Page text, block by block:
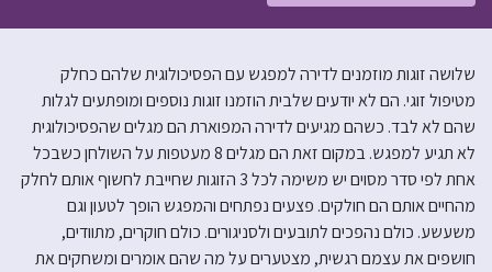
שלושה זוגות מוזמנים לדירה למפגש עם הפסיכולוגית שלהם כחלק
מטיפול זוגי. הם לא יודעים שלבית הוזמנו זוגות נוספים ומופתעים לגלות
שהם לא לבד. כשהם מגיעים לדירה המפוארת הם מגלים שהפסיכולוגית
לא תגיע למפגש. במקום זאת הם מגלים 8 מעטפות על השולחן כשבכל
אחת לפי סדר מסוים יש משימה לכל 3 הזוגות שחייבת לחשוף אותם לחלק
מהחיים אותם הם חולקים. פצעים נפתחים והמפגש הופך לטעון וגם
משעשע. כולם נהפכים לתובעים ולסניגורים. כולם חוקרים, מתוודים,
חושפים את עצמם רגשית, מצטערים על מה שהם אומרים ומשחקים את